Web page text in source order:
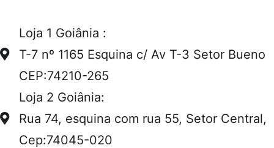
Loja 1 Goiânia :
T-7 nº 1165 Esquina c/ Av T-3 Setor Bueno
CEP:74210-265
Loja 2 Goiânia:
Rua 74, esquina com rua 55, Setor Central,
Cep:74045-020